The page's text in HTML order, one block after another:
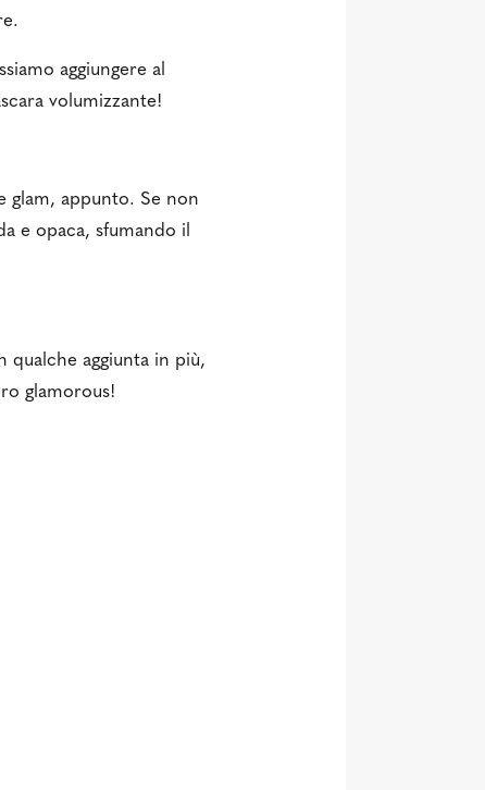
aggiungere al
volumizzante!
glam, appunto. Se non
e opaca, sfumando il
qualche aggiunta in più,
glamorous!